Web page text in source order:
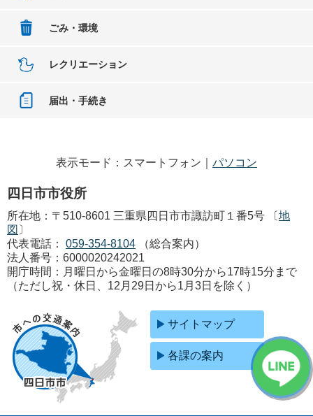
ごみ・環境
レクリエーション
届出・手続き
表示モード：スマートフォン｜ パソコン
四日市市役所
所在地：〒510-8601 三重県四日市市諏訪町１番5号 〔地
図 〕
代表電話：
059-354-8104
（総合案内）
法人番号：6000020242021
開庁時間：月曜日から金曜日の8時30分から17時15分まで
（ただし祝・休日、12月29日から1月3日を除く）
サイトマップ
各課の案内